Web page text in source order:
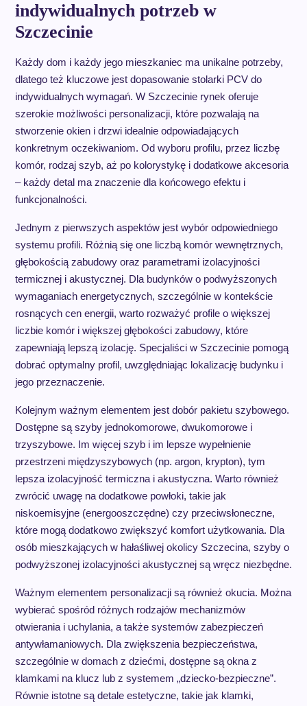
indywidualnych potrzeb w
Szczecinie
Każdy dom i każdy jego mieszkaniec ma unikalne potrzeby,
dlatego też kluczowe jest dopasowanie stolarki PCV do
indywidualnych wymagań. W Szczecinie rynek oferuje
szerokie możliwości personalizacji, które pozwalają na
stworzenie okien i drzwi idealnie odpowiadających
konkretnym oczekiwaniom. Od wyboru profilu, przez liczbę
komór, rodzaj szyb, aż po kolorystykę i dodatkowe akcesoria
– każdy detal ma znaczenie dla końcowego efektu i
funkcjonalności.
Jednym z pierwszych aspektów jest wybór odpowiedniego
systemu profili. Różnią się one liczbą komór wewnętrznych,
głębokością zabudowy oraz parametrami izolacyjności
termicznej i akustycznej. Dla budynków o podwyższonych
wymaganiach energetycznych, szczególnie w kontekście
rosnących cen energii, warto rozważyć profile o większej
liczbie komór i większej głębokości zabudowy, które
zapewniają lepszą izolację. Specjaliści w Szczecinie pomogą
dobrać optymalny profil, uwzględniając lokalizację budynku i
jego przeznaczenie.
Kolejnym ważnym elementem jest dobór pakietu szybowego.
Dostępne są szyby jednokomorowe, dwukomorowe i
trzyszybowe. Im więcej szyb i im lepsze wypełnienie
przestrzeni międzyszybowych (np. argon, krypton), tym
lepsza izolacyjność termiczna i akustyczna. Warto również
zwrócić uwagę na dodatkowe powłoki, takie jak
niskoemisyjne (energooszczędne) czy przeciwsłoneczne,
które mogą dodatkowo zwiększyć komfort użytkowania. Dla
osób mieszkających w hałaśliwej okolicy Szczecina, szyby o
podwyższonej izolacyjności akustycznej są wręcz niezbędne.
Ważnym elementem personalizacji są również okucia. Można
wybierać spośród różnych rodzajów mechanizmów
otwierania i uchylania, a także systemów zabezpieczeń
antywłamaniowych. Dla zwiększenia bezpieczeństwa,
szczególnie w domach z dziećmi, dostępne są okna z
klamkami na klucz lub z systemem „dziecko-bezpieczne”.
Równie istotne są detale estetyczne, takie jak klamki,